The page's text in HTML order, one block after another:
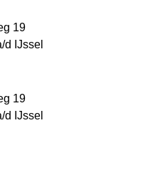
19
d IJssel
19
d IJssel